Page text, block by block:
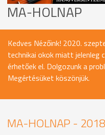
MA-HOLNAP
Kedves Nézőink! 2020.
technikai okok miatt jelenleg
érhetőek el. Dolgozunk a
Megértésüket köszönjük.
MA-HOLNAP -